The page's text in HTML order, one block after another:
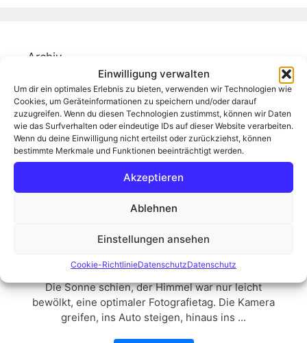
Einwilligung verwalten
Um dir ein optimales Erlebnis zu bieten, verwenden wir Technologien wie
Cookies, um Geräteinformationen zu speichern und/oder darauf
zuzugreifen. Wenn du diesen Technologien zustimmst, können wir Daten
wie das Surfverhalten oder eindeutige IDs auf dieser Website verarbeiten.
Wenn du deine Einwilligung nicht erteilst oder zurückziehst, können
bestimmte Merkmale und Funktionen beeinträchtigt werden.
Akzeptieren
Ablehnen
Einstellungen ansehen
Cookie-RichtlinieDatenschutzDatenschutz
Archiv
Der Moorknipser in seinem
natürlichen Habitat
Die Sonne schien, der Himmel war nur leicht
bewölkt, eine optimaler Fotografietag. Die Kamera
greifen, ins Auto steigen, hinaus ins ...